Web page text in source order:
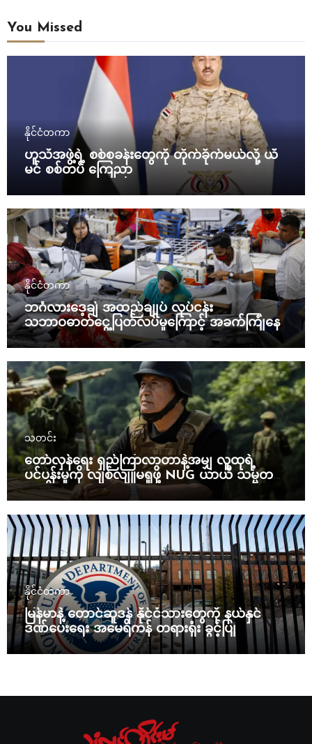
You Missed
နိုင်ငံတကာ
ဟူသီအဖွဲ့ရဲ့ စစ်စခန်းတွေကို တိုက်ခိုက်မယ်လို့ ယီ
မင် စစ်တပ် ကြေညာ
နိုင်ငံတကာ
ဘင်္ဂလားဒေ့ချ် အထည်ချုပ် လုပ်ငန်း
သဘာဝဓာတ်ငွေ့ပြတ်လပ်မှုကြောင့် အခက်ကြုံနေ
သတင်း
တော်လှန်ရေး ရှည်ကြာလာတာနဲ့အမျှ လူထုရဲ့
ပင်ပန်းမှုကို လျစ်လျူမရှုဖို့ NUG ယာယီ သမ္မတ
သတိပေး
နိုင်ငံတကာ
မြန်မာနဲ့ တောင်ဆူဒန် နိုင်ငံသားတွေကို နယ်နှင်
ဒဏ်ပေးရေး အမေရိကန် တရားရုံး ခွင့်ပြု